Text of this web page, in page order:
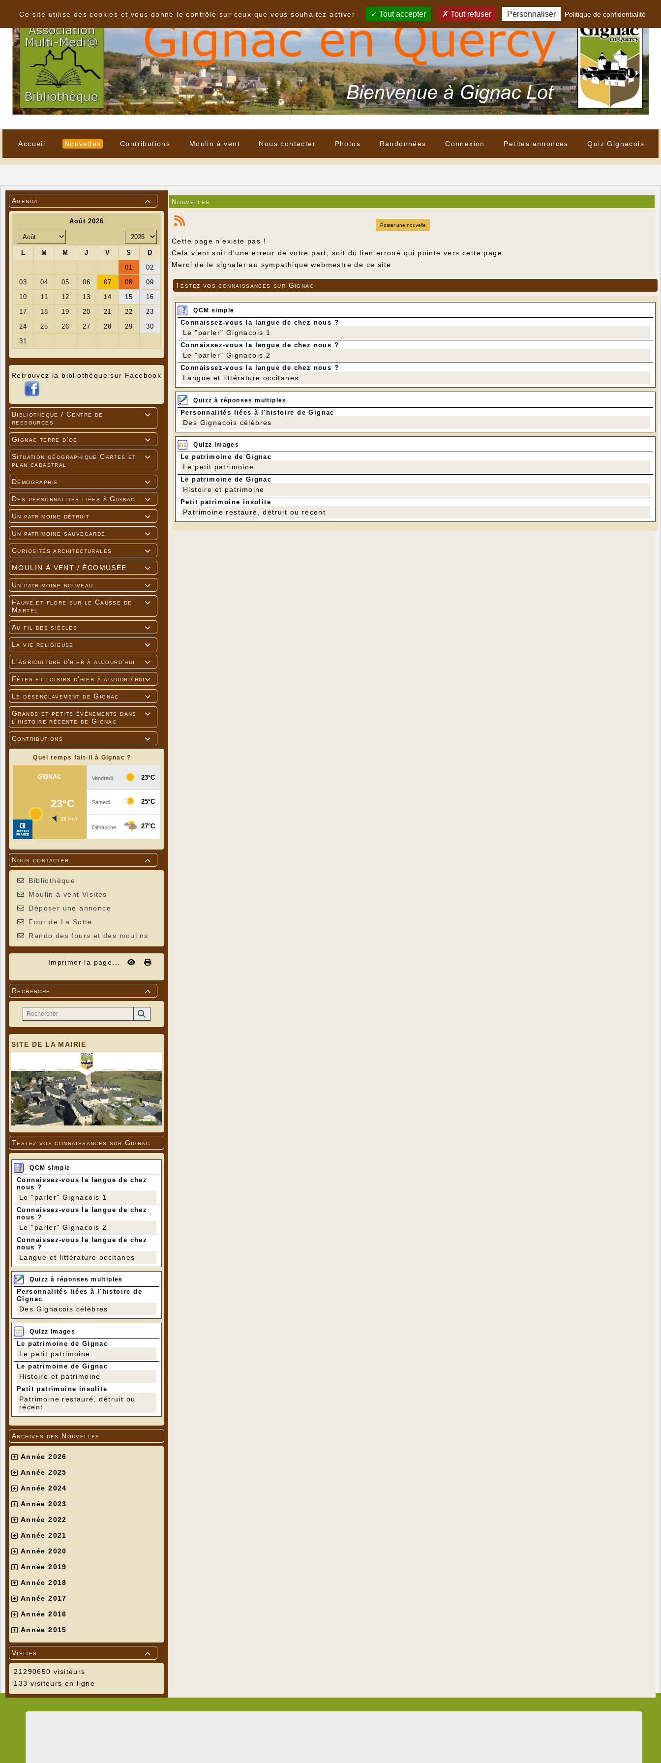
Accueil Nouvelles Contributions Moulin à vent Nous contacter Photos Randonnées Connexion Petites annonces Quiz Gignacois

Agenda
Retrouvez la bibliothèque sur Facebook

Bibliothèque / Centre de
ressources

Gignac terre d'oc

Situation géographique Cartes et
plan cadastral

Démographie

Des personnalités liées à Gignac

Un patrimoine détruit

Un patrimoine sauvegardé

Curiosités architecturales

MOULIN À VENT / ÉCOMUSÉE

Un patrimoine nouveau

Faune et flore sur le Causse de
Martel

Au fil des siècles

La vie religieuse

L'agriculture d'hier à aujourd'hui

Fêtes et loisirs d'hier à aujourd'hui

Le désenclavement de Gignac

Grands et petits événements dans
l'histoire récente de Gignac

Contributions
Quel temps fait-il à Gignac ?

Nous contacter
Bibliothèque
Moulin à vent Visites
Déposer une annonce
Four de La Sotte
Rando des fours et des moulins
Imprimer la page...

Recherche
SITE DE LA MAIRIE
Testez vos connaissances sur Gignac
QCM simple
Connaissez-vous la langue de chez
nous ?
Le "parler" Gignacois 1
Connaissez-vous la langue de chez
nous ?
Le "parler" Gignacois 2
Connaissez-vous la langue de chez
nous ?
Langue et littérature occitanes
Quizz à réponses multiples
Personnalités liées à l'histoire de
Gignac
Des Gignacois célèbres
Quizz images
Le patrimoine de Gignac
Le petit patrimoine
Le patrimoine de Gignac
Histoire et patrimoine
Petit patrimoine insolite
Patrimoine restauré, détruit ou
récent
Archives des Nouvelles
Année 2026
Année 2025
Année 2024
Année 2023
Année 2022
Année 2021
Année 2020
Année 2019
Année 2018
Année 2017
Année 2016
Année 2015

Visites
21290650 visiteurs
133 visiteurs en ligne
Nouvelles
Poster une nouvelle
Cette page n'existe pas !
Cela vient soit d'une erreur de votre part, soit du lien erroné qui pointe vers cette page.
Merci de le signaler au sympathique webmestre de ce site.
Testez vos connaissances sur Gignac
QCM simple
Connaissez-vous la langue de chez nous ?
Le "parler" Gignacois 1
Connaissez-vous la langue de chez nous ?
Le "parler" Gignacois 2
Connaissez-vous la langue de chez nous ?
Langue et littérature occitanes
Quizz à réponses multiples
Personnalités liées à l'histoire de Gignac
Des Gignacois célèbres
Quizz images
Le patrimoine de Gignac
Le petit patrimoine
Le patrimoine de Gignac
Histoire et patrimoine
Petit patrimoine insolite
Patrimoine restauré, détruit ou récent
Ce site utilise des cookies et vous donne le contrôle sur ceux que vous souhaitez activer
Tout accepter Tout refuser Personnaliser Politique de confidentialité